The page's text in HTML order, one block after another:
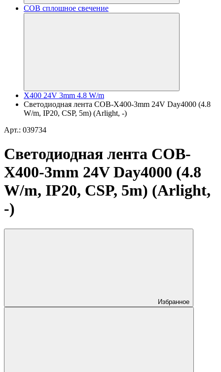
COB сплошное свечение
X400 24V 3mm 4.8 W/m
Светодиодная лента COB-X400-3mm 24V Day4000 (4.8
W/m, IP20, CSP, 5m) (Arlight, -)
Арт.: 039734
Светодиодная лента COB-
X400-3mm 24V Day4000 (4.8
W/m, IP20, CSP, 5m) (Arlight,
-)
Избранное